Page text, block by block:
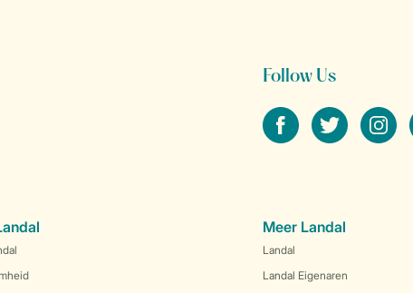
Follow Us
facebooktwitter
Meer Landal
Landal
Landal Eigenaren